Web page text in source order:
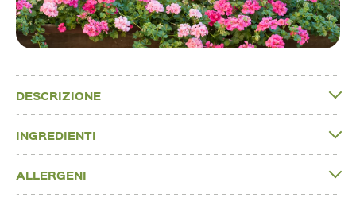
DESCRIZIONE
INGREDIENTI
ALLERGENI